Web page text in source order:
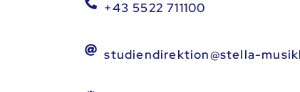
+43 5522 711100
studiendirektion@stella-